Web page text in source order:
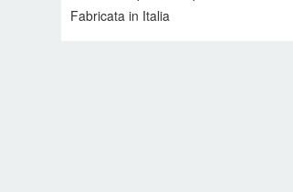
Fabricata in Italia